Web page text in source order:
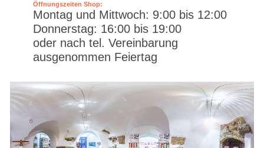
Öffnungszeiten Shop:
Montag und Mittwoch: 9:00 bis 12:00
Donnerstag: 16:00 bis 19:00
oder nach tel. Vereinbarung
ausgenommen Feiertag